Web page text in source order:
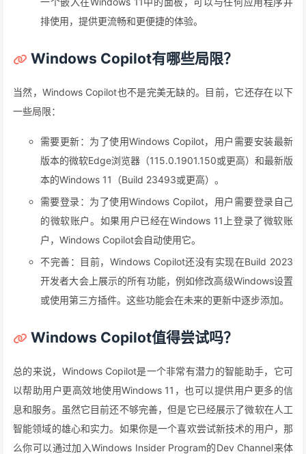
排使用，提供更流畅和更便捷的体验。
Windows Copilot有哪些局限？
当然，Windows Copilot也不是完美无缺的。目前，它还存在以下
一些局限：
需要更新：为了使用Windows Copilot，用户需要安装最新
版本的微软Edge浏览器（115.0.1901.150或更高）和最新版
本的Windows 11（Build 23493或更高）。
需要登录：为了使用Windows Copilot，用户需要登录自己
的微软账户。如果用户已经在Windows 11上登录了微软账
户，Windows Copilot会自动使用它。
不完善：目前，Windows Copilot还没有实现在Build 2023
开发者大会上展示的所有功能，例如修改高级Windows设置
或使用第三方插件。这些功能会在未来的更新中逐步添加。
Windows Copilot值得尝试吗？
总的来说，Windows Copilot是一个非常有潜力的智能助手，它可
以帮助用户更高效地使用Windows 11，也可以提供用户更多的信
息和服务。虽然它目前还不够完善，但是它已经展示了微软在人工
智能领域的雄心和实力。如果你是一个喜欢尝试新技术的用户，那
么你可以通过加入Windows Insider Program的Dev Channel来体